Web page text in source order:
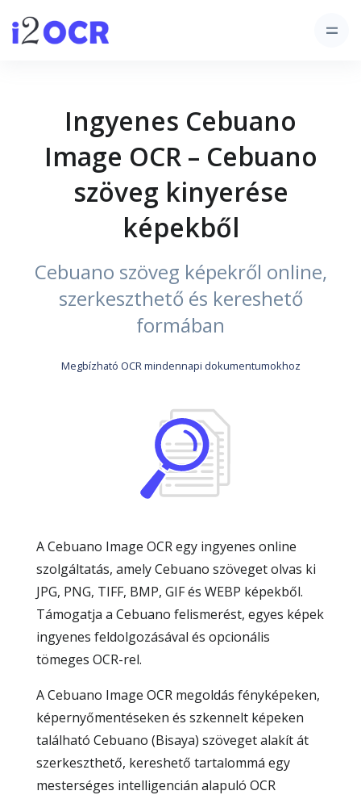
Ingyenes Cebuano
Image OCR – Cebuano
szöveg kinyerése
képekből
Cebuano szöveg képekről online,
szerkeszthető és kereshető
formában
Megbízható OCR mindennapi dokumentumokhoz
A Cebuano Image OCR egy ingyenes online
szolgáltatás, amely Cebuano szöveget olvas ki
JPG, PNG, TIFF, BMP, GIF és WEBP képekből.
Támogatja a Cebuano felismerést, egyes képek
ingyenes feldolgozásával és opcionális
tömeges OCR-rel.
A Cebuano Image OCR megoldás fényképeken,
képernyőmentéseken és szkennelt képeken
található Cebuano (Bisaya) szöveget alakít át
szerkeszthető, kereshető tartalommá egy
mesterséges intelligencián alapuló OCR